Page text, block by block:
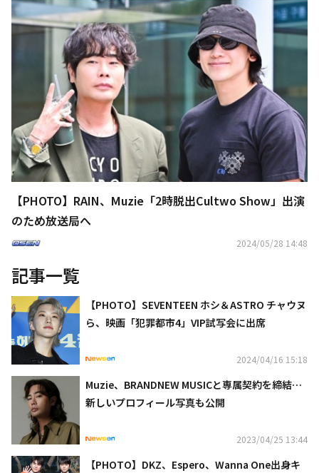
【PHOTO】RAIN、Muzie「2時脱出Cultwo Show」出演
のため放送局へ
2024/05/28 14:48
記事一覧
【PHOTO】SEVENTEEN ホシ＆ASTRO チャウヌ
ら、映画「犯罪都市4」VIP試写会に出席
2024/04/16 15:18
Muzie、BRANDNEW MUSICと専属契約を締結…
新しいプロフィール写真も公開
2023/04/25 13:44
【PHOTO】DKZ、Espero、Wanna One出身キ